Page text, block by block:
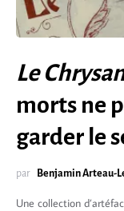
Le
morts ne
garder le
par Benjamin Arteau-
Une collection